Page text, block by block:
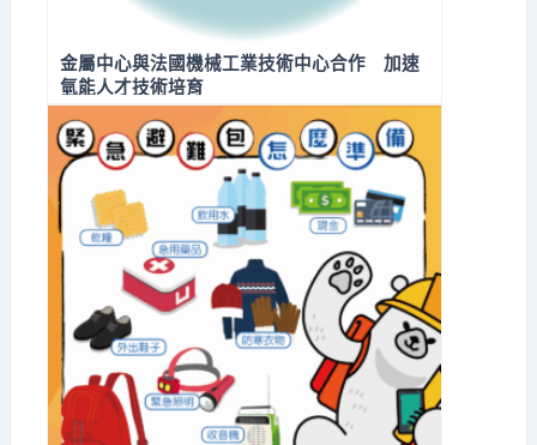
金屬中心與法國機械工業技術中心合作 加速
氫能人才技術培育